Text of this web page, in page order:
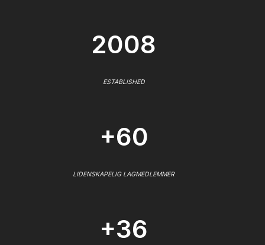
2008
ESTABLISHED
+60
LIDENSKAPELIG LAGMEDLEMMER
+36